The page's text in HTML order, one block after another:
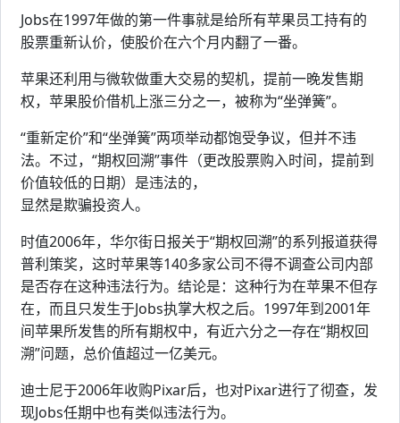
Jobs在1997年做的第一件事就是给所有苹果员工持有的
股票重新认价，使股价在六个月内翻了一番。
苹果还利用与微软做重大交易的契机，提前一晚发售期
权，苹果股价借机上涨三分之一，被称为“坐弹簧”。
“重新定价”和“坐弹簧”两项举动都饱受争议，但并不违
法。不过，“期权回溯”事件（更改股票购入时间，提前到
价值较低的日期）是违法的，
显然是欺骗投资人。
时值2006年，华尔街日报关于“期权回溯”的系列报道获得
普利策奖，这时苹果等140多家公司不得不调查公司内部
是否存在这种违法行为。结论是：这种行为在苹果不但存
在，而且只发生于Jobs执掌大权之后。1997年到2001年
间苹果所发售的所有期权中，有近六分之一存在“期权回
溯”问题，总价值超过一亿美元。
迪士尼于2006年收购Pixar后，也对Pixar进行了彻查，发
现Jobs任期中也有类似违法行为。